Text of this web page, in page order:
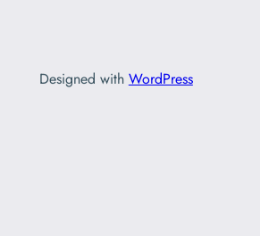
Designed with WordPress